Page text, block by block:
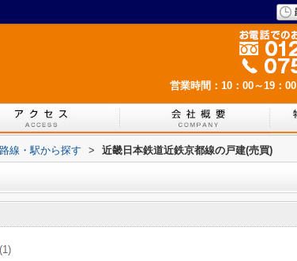
営業時間：10：00～19：00
線・駅から探す > 近畿日本鉄道近鉄京都線の戸建(売買)
(1)